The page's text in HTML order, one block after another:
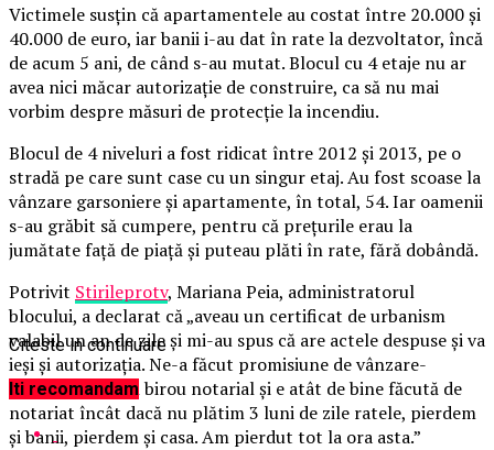
Victimele susţin că apartamentele au costat între 20.000 şi
40.000 de euro, iar banii i-au dat în rate la dezvoltator, încă
de acum 5 ani, de când s-au mutat. Blocul cu 4 etaje nu ar
avea nici măcar autorizaţie de construire, ca să nu mai
vorbim despre măsuri de protecţie la incendiu.
Blocul de 4 niveluri a fost ridicat între 2012 şi 2013, pe o
stradă pe care sunt case cu un singur etaj. Au fost scoase la
vânzare garsoniere şi apartamente, în total, 54. Iar oamenii
s-au grăbit să cumpere, pentru că preţurile erau la
jumătate faţă de piaţă şi puteau plăti în rate, fără dobândă.
Potrivit Stirileprotv, Mariana Peia, administratorul
blocului, a declarat că „aveau un certificat de urbanism
valabil un an de zile şi mi-au spus că are actele despuse şi va
ieşi şi autorizaţia. Ne-a făcut promisiune de vânzare-
cumpărare la un birou notarial şi e atât de bine făcută de
notariat încât dacă nu plătim 3 luni de zile ratele, pierdem
şi banii, pierdem şi casa. Am pierdut tot la ora asta.”
Citeste in continuare
Iti recomandam